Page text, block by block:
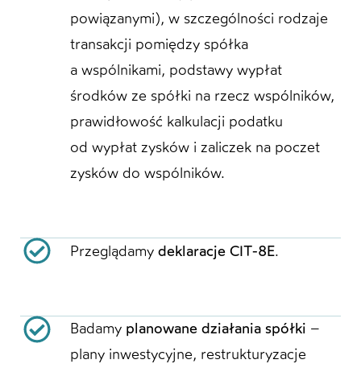
powiązanymi), w szczególności rodzaje
transakcji pomiędzy spółka
a wspólnikami, podstawy wypłat
środków ze spółki na rzecz wspólników,
prawidłowość kalkulacji podatku
od wypłat zysków i zaliczek na poczet
zysków do wspólników.
Przeglądamy deklaracje CIT-8E.
Badamy planowane działania spółki –
plany inwestycyjne, restrukturyzacje